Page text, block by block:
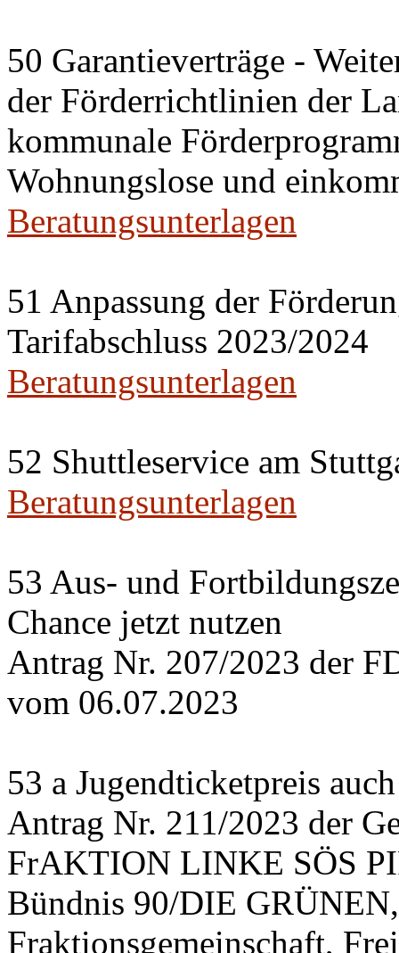
50 Garantieverträge -
der Förderrichtlinien der
kommunale
Wohnungslose und
Beratungsunterlagen
51 Anpassung der
Tarifabschluss 2023/2024
Beratungsunterlagen
52 Shuttleservice am
Beratungsunterlagen
53 Aus- und
Chance jetzt nutzen
Antrag Nr. 207/2023 der
vom 06.07.2023
53 a Jugendticketpreis
Antrag Nr. 211/2023 der
FrAKTION LINKE SÖS
Bündnis 90/DIE
Fraktionsgemeinschaft,